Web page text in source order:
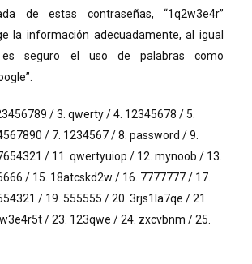
de estas contraseñas, “1q2w3e4r”
la información adecuadamente, al igual
seguro el uso de palabras como
/ 3. qwerty / 4. 12345678 / 5.
/ 7. 1234567 / 8. password / 9.
/ 11. qwertyuiop / 12. mynoob / 13.
/ 15. 18atcskd2w / 16. 7777777 / 17.
/ 19. 555555 / 20. 3rjs1la7qe / 21.
/ 23. 123qwe / 24. zxcvbnm / 25.